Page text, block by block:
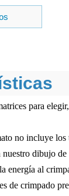
para
no incluye los
dibujo de
energía al
de crimpado